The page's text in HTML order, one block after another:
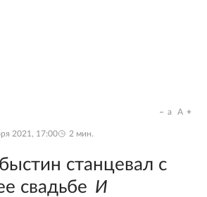
2021, 17:00 2 мин.
a A
станцевал с
свадьбе И